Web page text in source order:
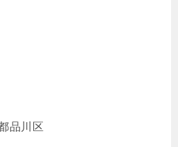
品川区